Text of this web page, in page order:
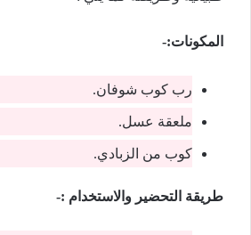
المكونات:-
رب كوب شوفان.
ملعقة عسل.
كوب من الزبادي.
طريقة التحضير والاستخدام :-